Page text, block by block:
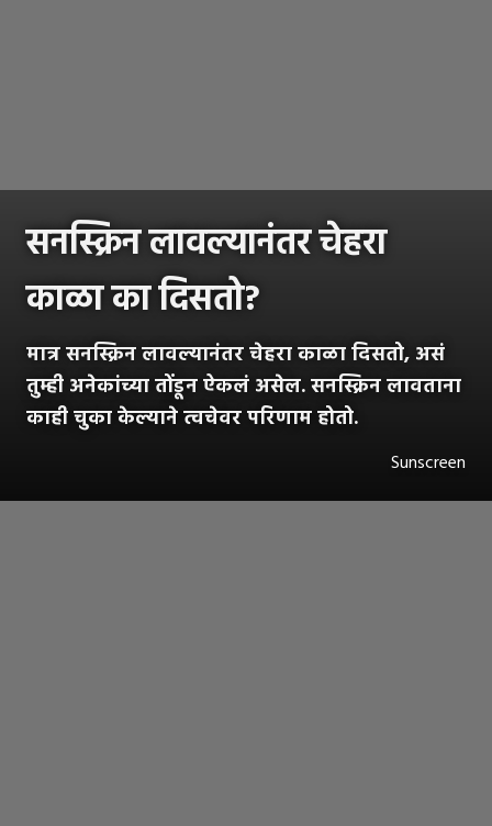
सनस्क्रिन लावल्यानंतर चेहरा
काळा का दिसतो?
मात्र सनस्क्रिन लावल्यानंतर चेहरा काळा दिसतो, असं
तुम्ही अनेकांच्या तोंडून ऐकलं असेल. सनस्क्रिन लावताना
काही चुका केल्याने त्वचेवर परिणाम होतो.
Sunscreen